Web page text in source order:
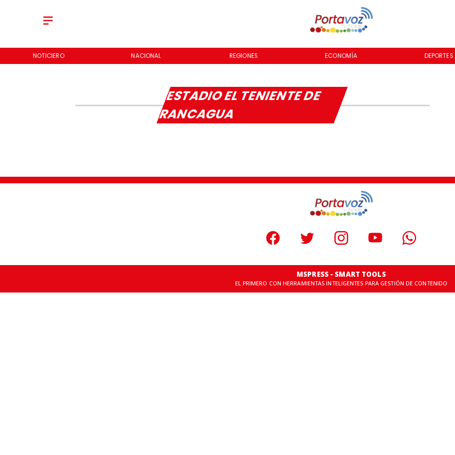
NOTICIERO NACIONAL REGIONES ECONOMÍA DEPORTES
ESTADIO EL TENIENTE DE
RANCAGUA
MSPRESS - SMART TOOLS
EL PRIMERO CON HERRAMIENTAS INTELIGENTES PARA GESTIÓN DE CONTENIDO